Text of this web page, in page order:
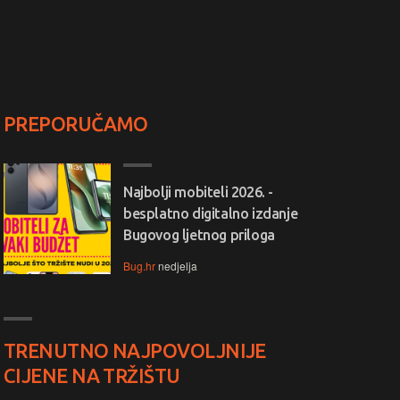
PREPORUČAMO
Najbolji mobiteli 2026. -
besplatno digitalno izdanje
Bugovog ljetnog priloga
Bug.hrnedjelja
TRENUTNO NAJPOVOLJNIJE
CIJENE NA TRŽIŠTU